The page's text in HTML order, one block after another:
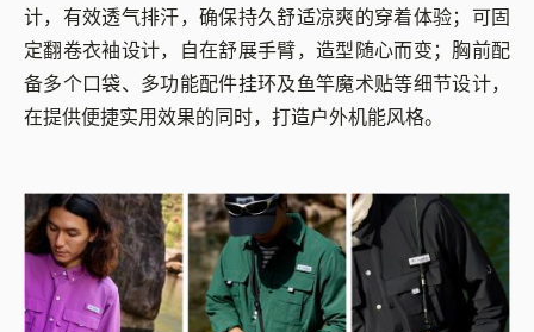
计，有效透气排汗，确保持久舒适凉爽的穿着体验；可固
定翻卷衣袖设计，自在舒展手臂，造型随心而变；胸前配
备多个口袋、多功能配件挂环及鱼竿魔术贴等细节设计，
在提供便捷实用效果的同时，打造户外机能风格。